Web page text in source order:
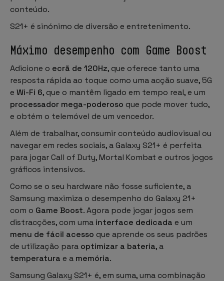
conteúdo.
S21+ é sinónimo de diversão e entretenimento.
Máximo desempenho com Game Boost
Adicione o ecrã de 120Hz, que oferece tanto uma
resposta rápida ao toque como uma acção suave, 5G
e Wi-Fi 6, que o mantêm ligado em tempo real, e um
processador mega-poderoso que pode mover tudo,
e obtém o telemóvel de um vencedor.
Além de trabalhar, consumir conteúdo audiovisual ou
navegar em redes sociais, a Galaxy S21+ é perfeita
para jogar Call of Duty, Mortal Kombat e outros jogos
gráficos intensivos.
Como se o seu hardware não fosse suficiente, a
Samsung maximiza o desempenho do Galaxy 21+
com o Game Boost. Agora pode jogar jogos sem
distracções, com uma interface dedicada e um
menu de fácil acesso que aprende os seus padrões
de utilização para optimizar a bateria, a
temperatura e a memória.
Samsung Galaxy S21+ é, em suma, uma combinação